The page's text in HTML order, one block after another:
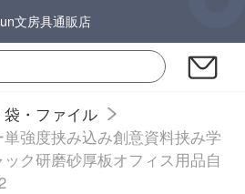
文房具通販店
・ファイル
強度挟み込み創意資料挟み学
ク研磨砂厚板オフィス用品自